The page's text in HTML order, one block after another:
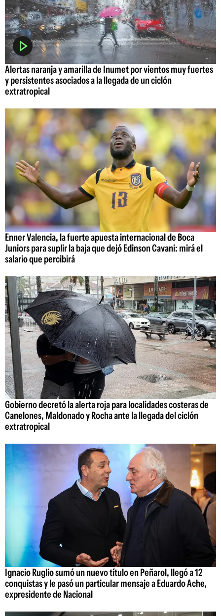
Alertas naranja y amarilla de Inumet por vientos muy fuertes
y persistentes asociados a la llegada de un ciclón
extratropical
Enner Valencia, la fuerte apuesta internacional de Boca
Juniors para suplir la baja que dejó Edinson Cavani: mirá el
salario que percibirá
Gobierno decretó la alerta roja para localidades costeras de
Canelones, Maldonado y Rocha ante la llegada del ciclón
extratropical
Ignacio Ruglio sumó un nuevo título en Peñarol, llegó a 12
conquistas y le pasó un particular mensaje a Eduardo Ache,
expresidente de Nacional